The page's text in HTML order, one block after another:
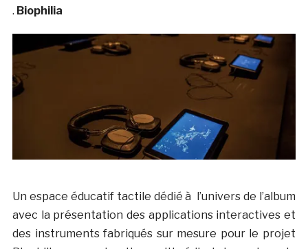
. Biophilia
Un espace éducatif tactile dédié à l’univers de l’album
avec la présentation des applications interactives et
des instruments fabriqués sur mesure pour le projet